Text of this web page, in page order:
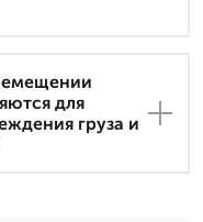
для
груза и